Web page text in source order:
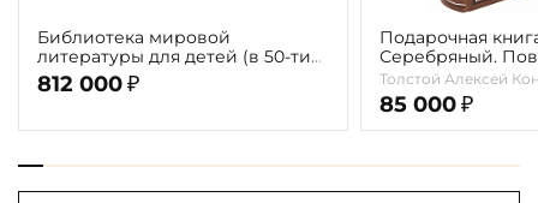
Библиотека мировой
литературы для детей (в 50-ти
томах 58 книг)
812 000 ₽
Подарочная
Серебряный.
Ивана Грозного»
Толстой Алексей
85 000 ₽